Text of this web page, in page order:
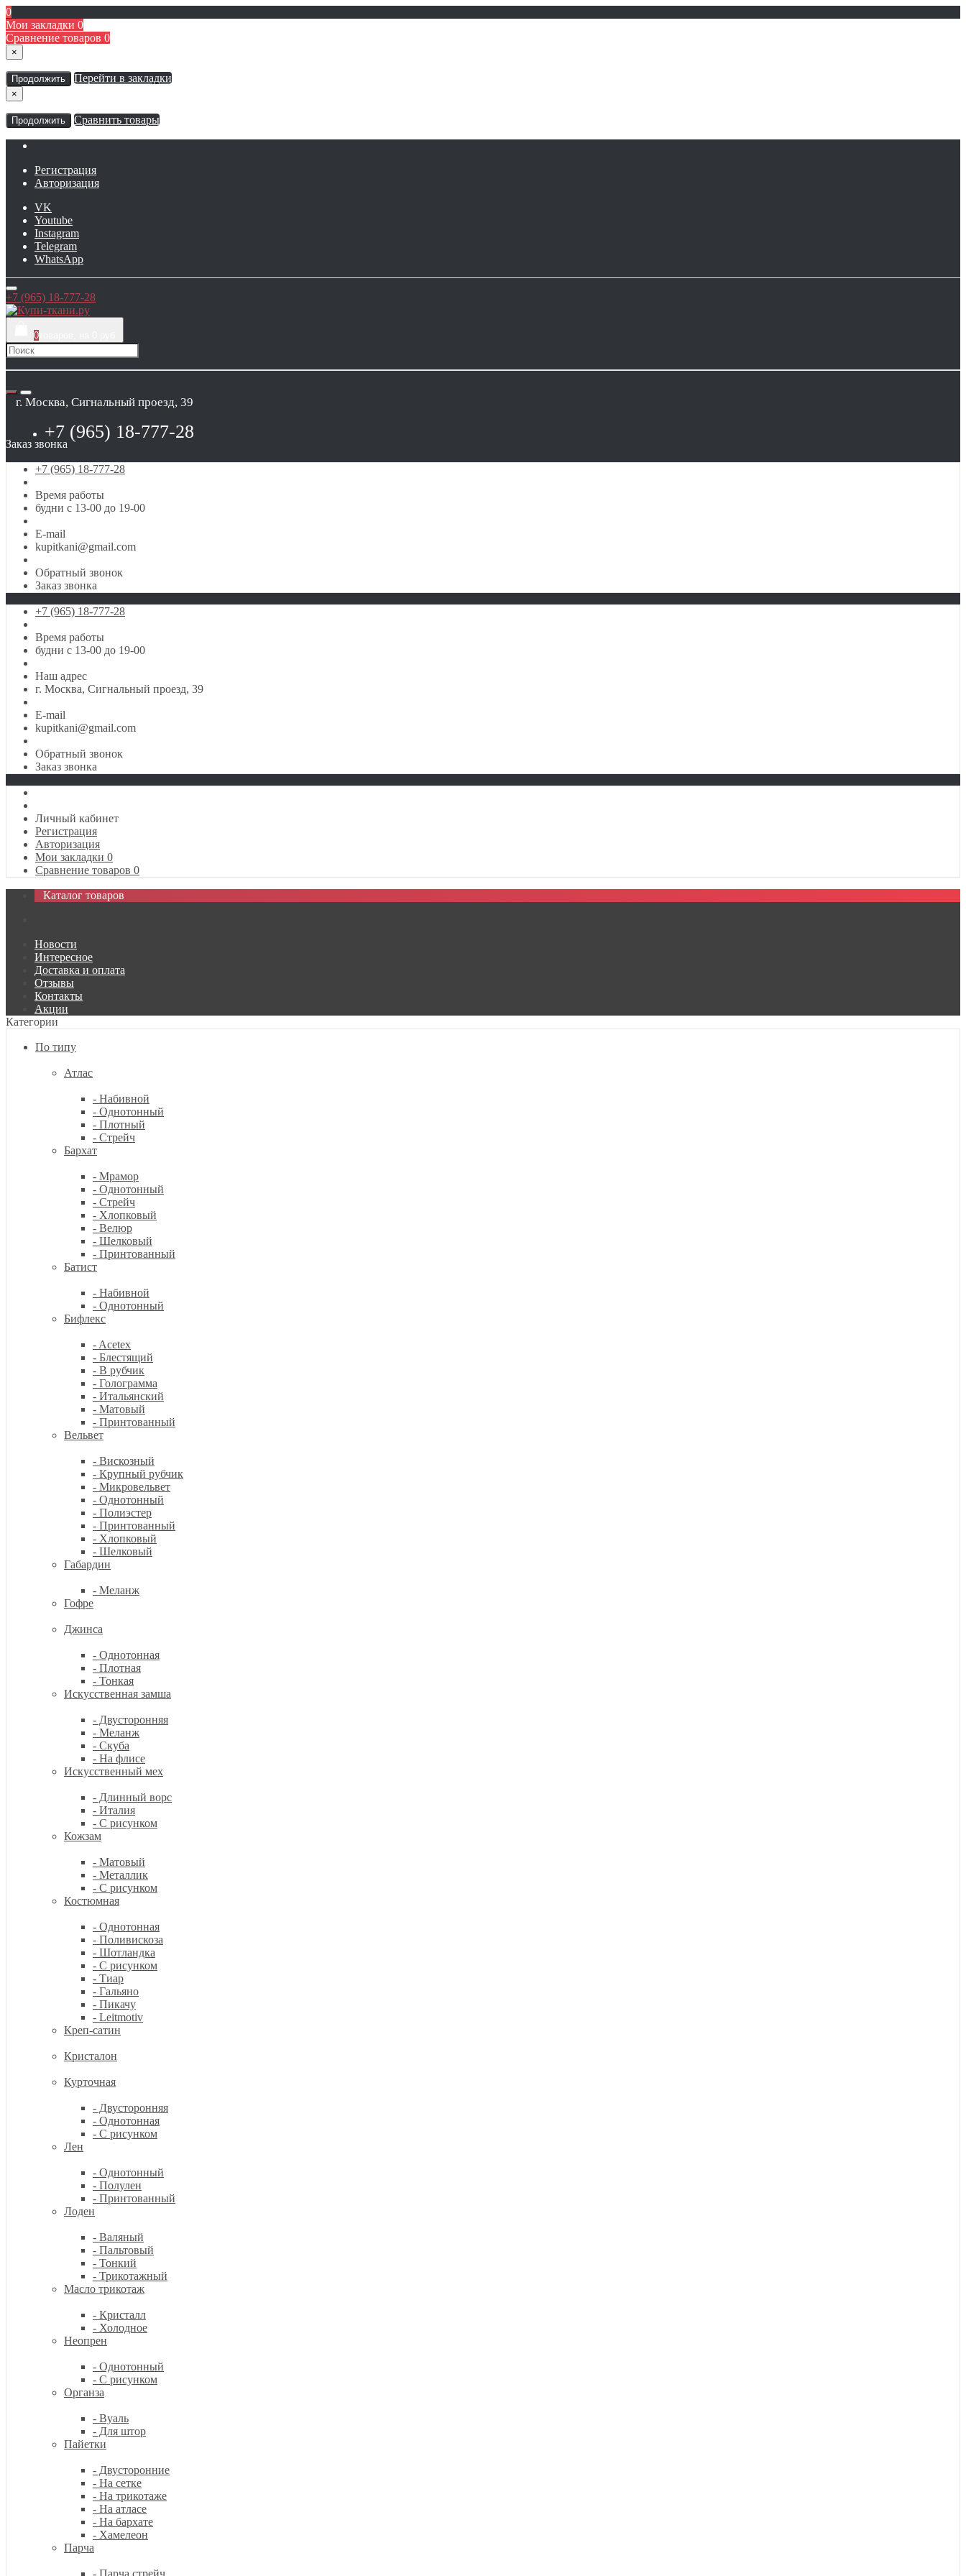
0
Мои закладки 0
Сравнение товаров 0
×
Продолжить Перейти в закладки
×
Продолжить Сравнить товары
Регистрация
Авторизация
VK
Youtube
Instagram
Telegram
WhatsApp
+7 (965) 18-777-28
0
г. Москва, Сигнальный проезд, 39
+7 (965) 18-777-28
Заказ звонка
+7 (965) 18-777-28
Время работы
будни с 13-00 до 19-00
E-mail
kupitkani@gmail.com
Обратный звонок
Заказ звонка
+7 (965) 18-777-28
Время работы
будни с 13-00 до 19-00
Наш адрес
г. Москва, Сигнальный проезд, 39
E-mail
kupitkani@gmail.com
Обратный звонок
Заказ звонка
Личный кабинет
Регистрация
Авторизация
Мои закладки 0
Сравнение товаров 0
Каталог товаров
Новости
Интересное
Доставка и оплата
Отзывы
Контакты
Акции
Категории
По типу
Атлас
- Набивной
- Однотонный
- Плотный
- Стрейч
Бархат
- Мрамор
- Однотонный
- Стрейч
- Хлопковый
- Велюр
- Шелковый
- Принтованный
Батист
- Набивной
- Однотонный
Бифлекс
- Acetex
- Блестящий
- В рубчик
- Голограмма
- Итальянский
- Матовый
- Принтованный
Вельвет
- Вискозный
- Крупный рубчик
- Микровельвет
- Однотонный
- Полиэстер
- Принтованный
- Хлопковый
- Шелковый
Габардин
- Меланж
Гофре
Джинса
- Однотонная
- Плотная
- Тонкая
Искусственная замша
- Двусторонняя
- Меланж
- Скуба
- На флисе
Искусственный мех
- Длинный ворс
- Италия
- С рисунком
Кожзам
- Матовый
- Металлик
- С рисунком
Костюмная
- Однотонная
- Поливискоза
- Шотландка
- С рисунком
- Тиар
- Гальяно
- Пикачу
- Leitmotiv
Креп-сатин
Кристалон
Курточная
- Двусторонняя
- Однотонная
- С рисунком
Лен
- Однотонный
- Полулен
- Принтованный
Лоден
- Валяный
- Пальтовый
- Тонкий
- Трикотажный
Масло трикотаж
- Кристалл
- Холодное
Неопрен
- Однотонный
- С рисунком
Органза
- Вуаль
- Для штор
Пайетки
- Двусторонние
- На сетке
- На трикотаже
- На атласе
- На бархате
- Хамелеон
Парча
- Парча стрейч